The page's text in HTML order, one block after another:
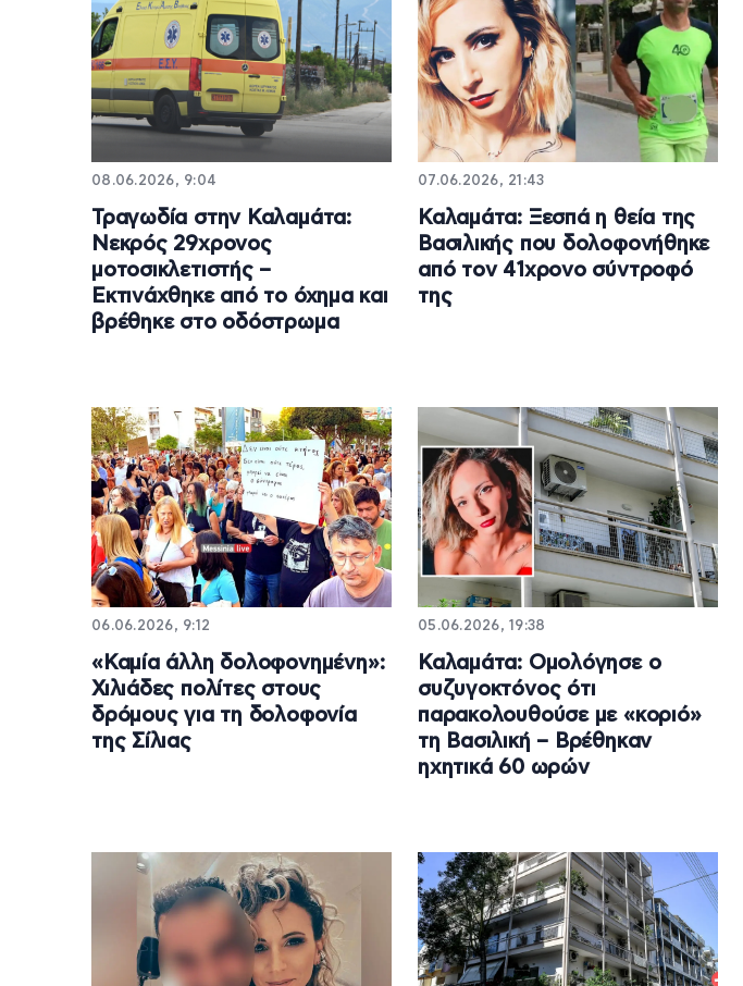
08.06.2026, 9:04
Τραγωδία στην Καλαμάτα:
Νεκρός 29χρονος
μοτοσικλετιστής –
Εκτινάχθηκε από το όχημα και
βρέθηκε στο οδόστρωμα
07.06.2026, 21:43
Καλαμάτα: Ξεσπά η θεία της
Βασιλικής που δολοφονήθηκε
από τον 41χρονο σύντροφό
της
06.06.2026, 9:12
«Καμία άλλη δολοφονημένη»:
Χιλιάδες πολίτες στους
δρόμους για τη δολοφονία
της Σίλιας
05.06.2026, 19:38
Καλαμάτα: Ομολόγησε ο
συζυγοκτόνος ότι
παρακολουθούσε με «κοριό»
τη Βασιλική – Βρέθηκαν
ηχητικά 60 ωρών